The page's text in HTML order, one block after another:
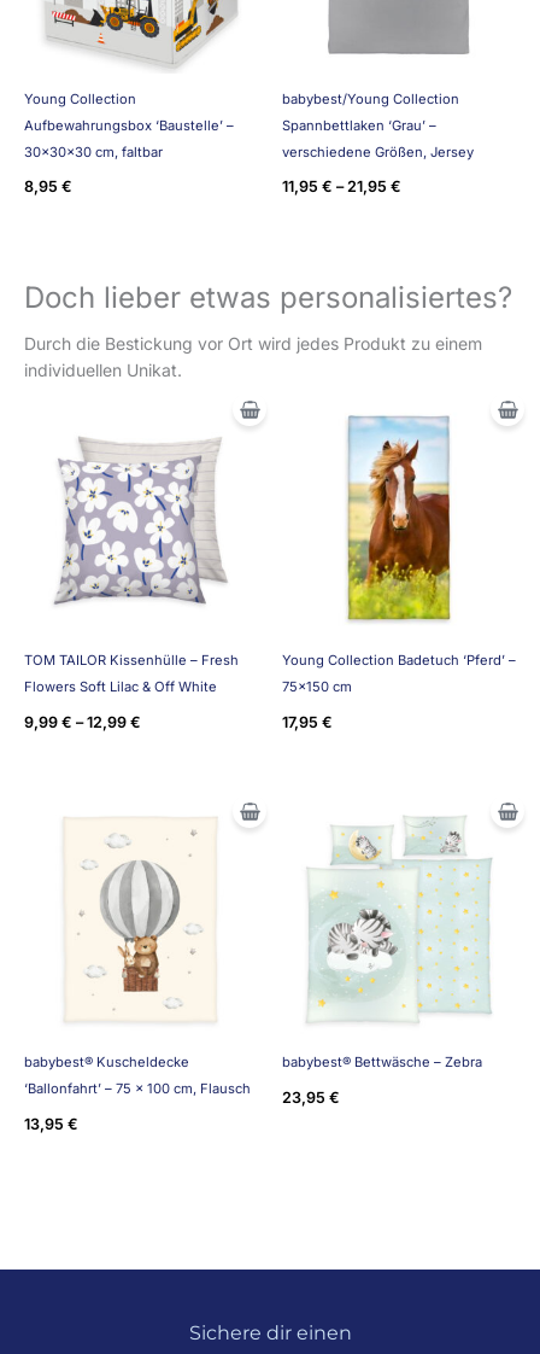
Young Collection
Aufbewahrungsbox ‘Baustelle’ –
30x30x30 cm, faltbar
8,95 €
babybest/Young Collection
Spannbettlaken ‘Grau’ –
verschiedene Größen, Jersey
11,95 € –21,95 €
Doch lieber etwas personalisiertes?
Durch die Bestickung vor Ort wird jedes Produkt zu einem
individuellen Unikat.
TOM TAILOR Kissenhülle – Fresh
Flowers Soft Lilac & Off White
9,99 € –12,99 €
Young Collection Badetuch ‘Pferd’ –
75×150 cm
17,95 €
babybest® Kuscheldecke
‘Ballonfahrt’ – 75 x 100 cm, Flausch
13,95 €
babybest® Bettwäsche – Zebra
23,95 €
Sichere dir einen